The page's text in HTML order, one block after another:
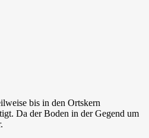
bis in den Ortskern
Da der Boden in der Gegend um